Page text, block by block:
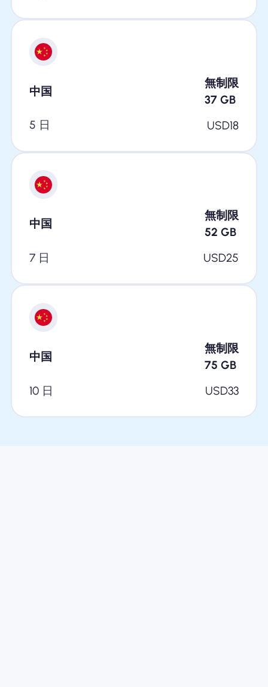
中国
無制限
37 GB
5 日
USD18
中国
無制限
52 GB
7 日
USD25
中国
無制限
75 GB
10 日
USD33